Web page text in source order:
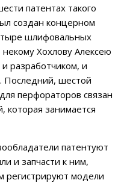
патентах такого
создан концерном
шлифовальных
Хохлову Алексею
разработчиком, и
Последний, шестой
перфораторов связан
занимается
патентуют
и запчасти к ним,
регистрируют модели